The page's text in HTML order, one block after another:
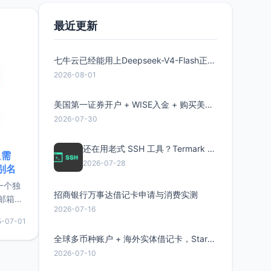
名
个独
箱等
较有
惠的
07-01
最近更新
七牛云已经能用上Deepseek-V4-Flash正式版了，点此领取300万Token
2026-08-01
美国第一证券开户 + WISE入金 + 购买美股全流程分享
2026-07-30
还在用老式 SSH 工具？Termark 新一代跨平台智能SSH客户端了解一下
2026-07-28
招商银行万事达借记卡申请与消费实测
2026-07-16
全球多币种账户 + 海外实体借记卡，Starryblu开户教程与注意事项
2026-07-10